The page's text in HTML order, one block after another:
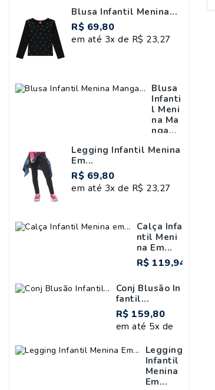
Blusa Infantil Menina...
R$ 69,80
em até 3x de R$ 23,27
Blusa
Infanti
L Meni
Na Ma
Nga...
R$ 59,90
R$
29,95
Legging Infantil Menina
Em...
R$ 69,80
em até 3x de R$ 23,27
Calça Infa
Ntil Meni
Na Em...
R$ 119,94
de R$
23,99
Conj Blusão In
Fantil...
R$ 159,80
em até 5x de
Legging
Infantil
Menina
Em...